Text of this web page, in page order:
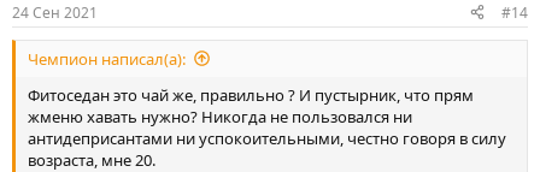
24 Сен 2021 #14
Чемпион написал(а):
Фитоседан это чай же, правильно ? И пустырник, что прям
жменю хавать нужно? Никогда не пользовался ни
антидеприсантами ни успокоительными, честно говоря в силу
возраста, мне 20.